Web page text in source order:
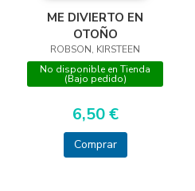
ME DIVIERTO EN
OTOÑO
ROBSON, KIRSTEEN
No disponible en Tienda
(Bajo pedido)
6,50 €
Comprar